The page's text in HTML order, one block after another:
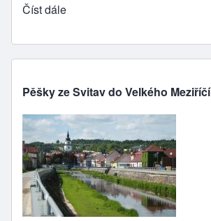
Číst dále
Pěšky ze Svitav do Velkého Meziříčí